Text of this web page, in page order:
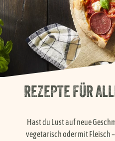
Marke
Nachhaltigkeit
Über uns
REZEPTE FÜR
Hast du Lust auf neue
vegetarisch oder mit Fleisch